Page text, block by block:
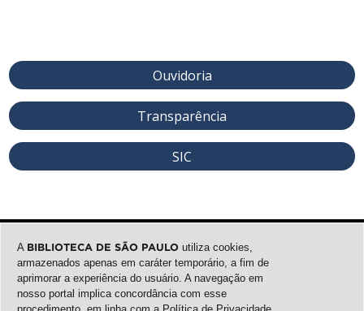
Ouvidoria
Transparência
SIC
A BIBLIOTECA DE SÃO PAULO utiliza cookies,
armazenados apenas em caráter temporário, a fim de
aprimorar a experiência do usuário. A navegação em
nosso portal implica concordância com esse